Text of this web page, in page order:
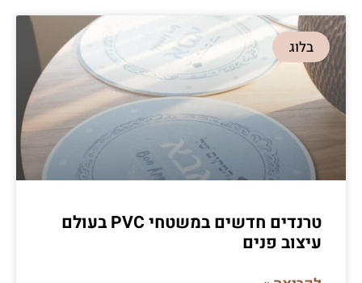
בלוג
טרנדים חדשים במשטחי PVC בעולם
עיצוב פנים